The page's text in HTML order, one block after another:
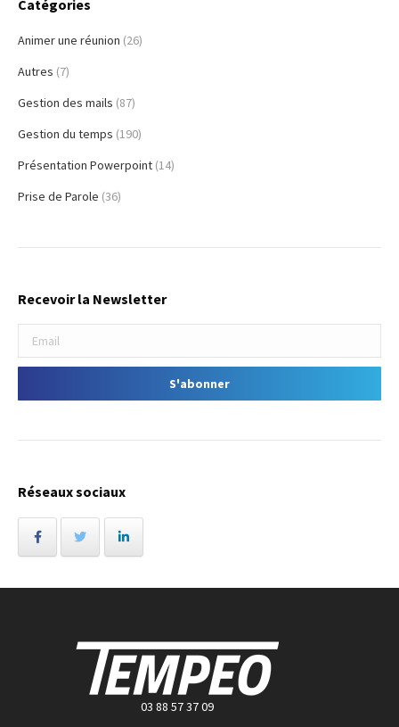
Catégories
Animer une réunion (26)
Autres (7)
Gestion des mails (87)
Gestion du temps (190)
Présentation Powerpoint (14)
Prise de Parole (36)
Recevoir la Newsletter
Réseaux sociaux
03 88 57 37 09